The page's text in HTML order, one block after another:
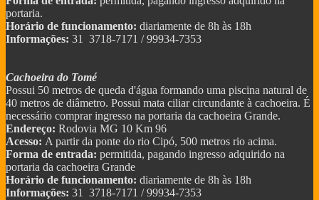
portaria.
Horário de funcionamento: diariamente de 8h às 18h
Informações: 31 3718-7171 / 99934-7353
Cachoeira do Tomé
Possui 50 metros de queda d'água formando uma piscina natural de
40 metros de diâmetro. Possui mata ciliar circundante à cachoeira. É
necessário comprar ingresso na portaria da cachoeira Grande.
Endereço: Rodovia MG 10 Km 96
Acesso: A partir da ponte do rio Cipó, 500 metros rio acima.
Forma de entrada: permitida, pagando ingresso adquirido na
portaria da cachoeira Grande
Horário de funcionamento: diariamente de 8h às 18h
Informações: 31 3718-7171 / 99934-7353